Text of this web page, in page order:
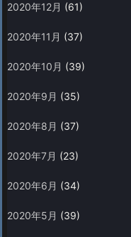
2020年12月 (61)
2020年11月 (37)
2020年10月 (39)
2020年9月 (35)
2020年8月 (37)
2020年7月 (23)
2020年6月 (34)
2020年5月 (39)